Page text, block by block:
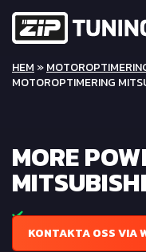
HEM »
MOTOROPTIMERING
MORE
KONTAKTA OSS VIA